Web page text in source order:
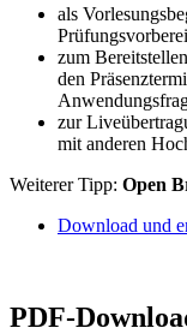
als
zum
den
zur
mit anderen
Weiterer Tipp: Open
Download und
PDF-